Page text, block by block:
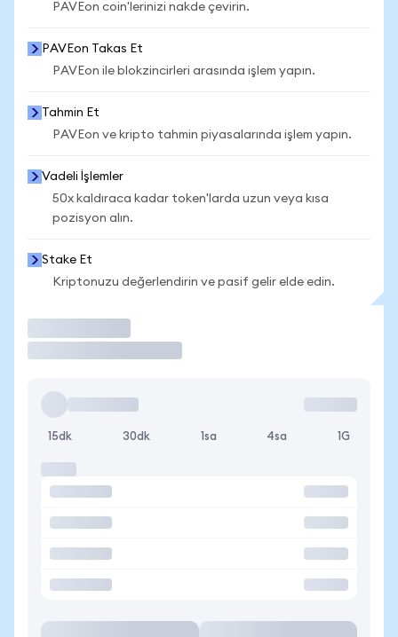
PAVEon coin'lerinizi nakde çevirin.
PAVEon Takas Et
PAVEon ile blokzincirleri arasında işlem yapın.
Tahmin Et
PAVEon ve kripto tahmin piyasalarında işlem yapın.
Vadeli İşlemler
50x kaldıraca kadar token'larda uzun veya kısa
pozisyon alın.
Stake Et
Kriptonuzu değerlendirin ve pasif gelir elde edin.
15dk 30dk 1sa 4sa 1G